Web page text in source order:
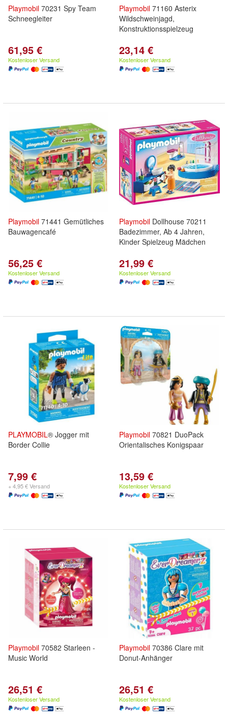
Playmobil 70231 Spy Team
Schneegleiter
61,95 €
Kostenloser Versand
Playmobil 71160 Asterix
Wildschweinjagd,
Konstruktionsspielzeug
23,14 €
Kostenloser Versand
Playmobil 71441 Gemütliches
Bauwagencafé
56,25 €
Kostenloser Versand
Playmobil Dollhouse 70211
Badezimmer, Ab 4 Jahren,
Kinder Spielzeug Mädchen
21,99 €
Kostenloser Versand
PLAYMOBIL® Jogger mit
Border Collie
7,99 €
+ 4,95 € Versand
Playmobil 70821 DuoPack
Orientalisches Konigspaar
13,59 €
Kostenloser Versand
Playmobil 70582 Starleen -
Music World
26,51 €
Kostenloser Versand
Playmobil 70386 Clare mit
Donut-Anhänger
26,51 €
Kostenloser Versand